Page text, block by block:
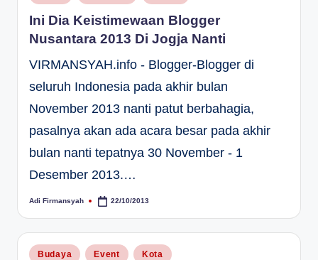
in
Ini Dia Keistimewaan Blogger
Nusantara 2013 Di Jogja Nanti
VIRMANSYAH.info - Blogger-Blogger di
seluruh Indonesia pada akhir bulan
November 2013 nanti patut berbahagia,
pasalnya akan ada acara besar pada akhir
bulan nanti tepatnya 30 November - 1
Desember 2013.…
Posted
Adi Firmansyah 22/10/2013
Posted
Budaya Event Kota